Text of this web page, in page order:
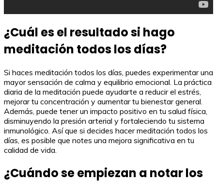
¿Cuál es el resultado si hago
meditación todos los días?
Si haces meditación todos los días, puedes experimentar una
mayor sensación de calma y equilibrio emocional. La práctica
diaria de la meditación puede ayudarte a reducir el estrés,
mejorar tu concentración y aumentar tu bienestar general.
Además, puede tener un impacto positivo en tu salud física,
disminuyendo la presión arterial y fortaleciendo tu sistema
inmunológico. Así que si decides hacer meditación todos los
días, es posible que notes una mejora significativa en tu
calidad de vida.
¿Cuándo se empiezan a notar los